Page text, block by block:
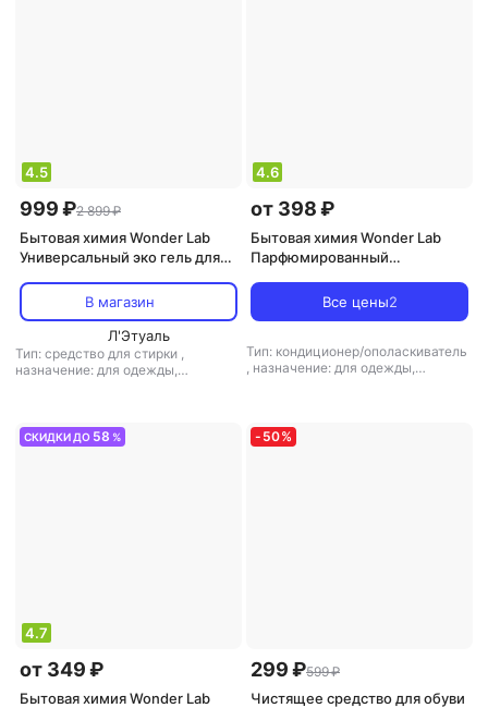
4.5
999 ₽2 899 ₽
Бытовая химия Wonder Lab
Универсальный эко гель для
В магазин
Л'Этуаль
Тип: средство для стирки ,
назначение: для одежды,
4.6
от 398 ₽
Бытовая химия Wonder Lab
Парфюмированный
"Нежный хлопок",
ополаскиватель для стрики
Все цены2
Тип: кондиционер/ополаскиватель
, назначение: для одежды,
СКИДКИ ДО 58 %
4.7
от 349 ₽
Бытовая химия Wonder Lab
- 50%
299 ₽599 ₽
Чистящее средство для обуви